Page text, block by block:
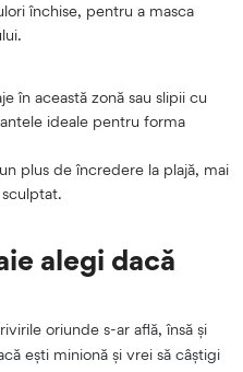
închise, pentru a masca
în această zonă sau slipii cu
ideale pentru forma
plus de încredere la plajă, mai
alegi dacă
oriunde s-ar află, însă și
ești minionă și vrei să câștigi